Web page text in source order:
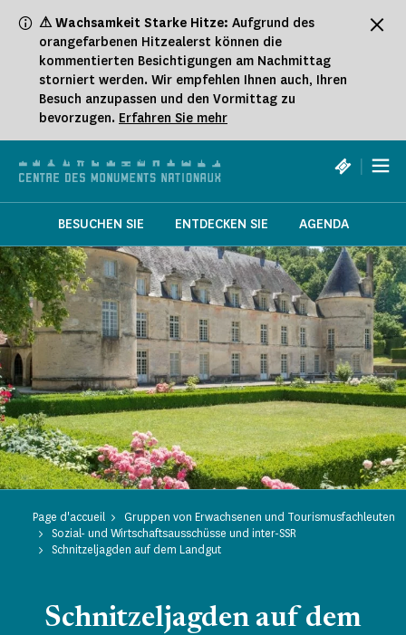
⚠ Wachsamkeit Starke Hitze: Aufgrund des
orangefarbenen Hitzealerst können die
kommentierten Besichtigungen am Nachmittag
storniert werden. Wir empfehlen Ihnen auch, Ihren
Besuch anzupassen und den Vormittag zu
bevorzugen. Erfahren Sie mehr
|
BESUCHEN SIE ENTDECKEN SIE AGENDA
Page d'accueil
Gruppen von Erwachsenen und Tourismusfachleuten
Sozial- und Wirtschaftsausschüsse und inter-SSR
Schnitzeljagden auf dem Landgut
Schnitzeljagden auf dem